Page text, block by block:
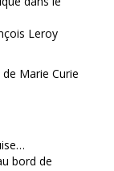
Leroy
Marie Curie
bord de